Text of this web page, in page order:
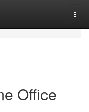
Office